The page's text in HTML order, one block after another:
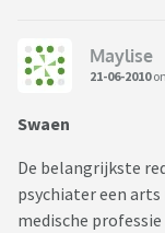
Maylise
21-06-2010
Swaen
De belangrijkste
psychiater een
medische